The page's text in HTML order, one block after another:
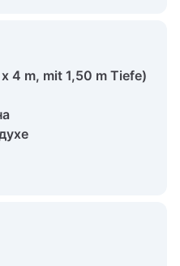
4 m, mit 1,50 m Tiefe)